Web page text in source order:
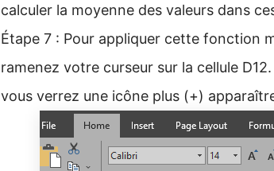
calculer la moyenne des valeurs dans
Étape 7 : Pour appliquer cette fonction
ramenez votre curseur sur la cellule
vous verrez une icône plus (+)